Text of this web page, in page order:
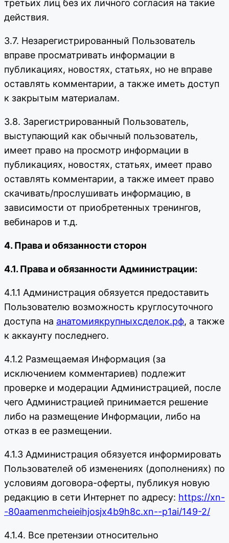
третьих лиц без их личного согласия на такие
действия.
3.7. Незарегистрированный Пользователь
вправе просматривать информации в
публикациях, новостях, статьях, но не вправе
оставлять комментарии, а также иметь доступ
к закрытым материалам.
3.8. Зарегистрированный Пользователь,
выступающий как обычный пользователь,
имеет право на просмотр информации в
публикациях, новостях, статьях, имеет право
оставлять комментарии, а также имеет право
скачивать/прослушивать информацию, в
зависимости от приобретенных тренингов,
вебинаров и т.д.
4. Права и обязанности сторон
4.1. Права и обязанности Администрации:
4.1.1 Администрация обязуется предоставить
Пользователю возможность круглосуточного
доступа на анатомиякрупныхсделок.рф, а также
к аккаунту последнего.
4.1.2 Размещаемая Информация (за
исключением комментариев) подлежит
проверке и модерации Администрацией, после
чего Администрацией принимается решение
либо на размещение Информации, либо на
отказ в ее размещении.
4.1.3 Администрация обязуется информировать
Пользователей об изменениях (дополнениях) по
условиям договора-оферты, публикуя новую
редакцию в сети Интернет по адресу: https://xn-
-80aamenmcheieihjosjx4b9h8c.xn--p1ai/149-2/
4.1.4. Все претензии относительно